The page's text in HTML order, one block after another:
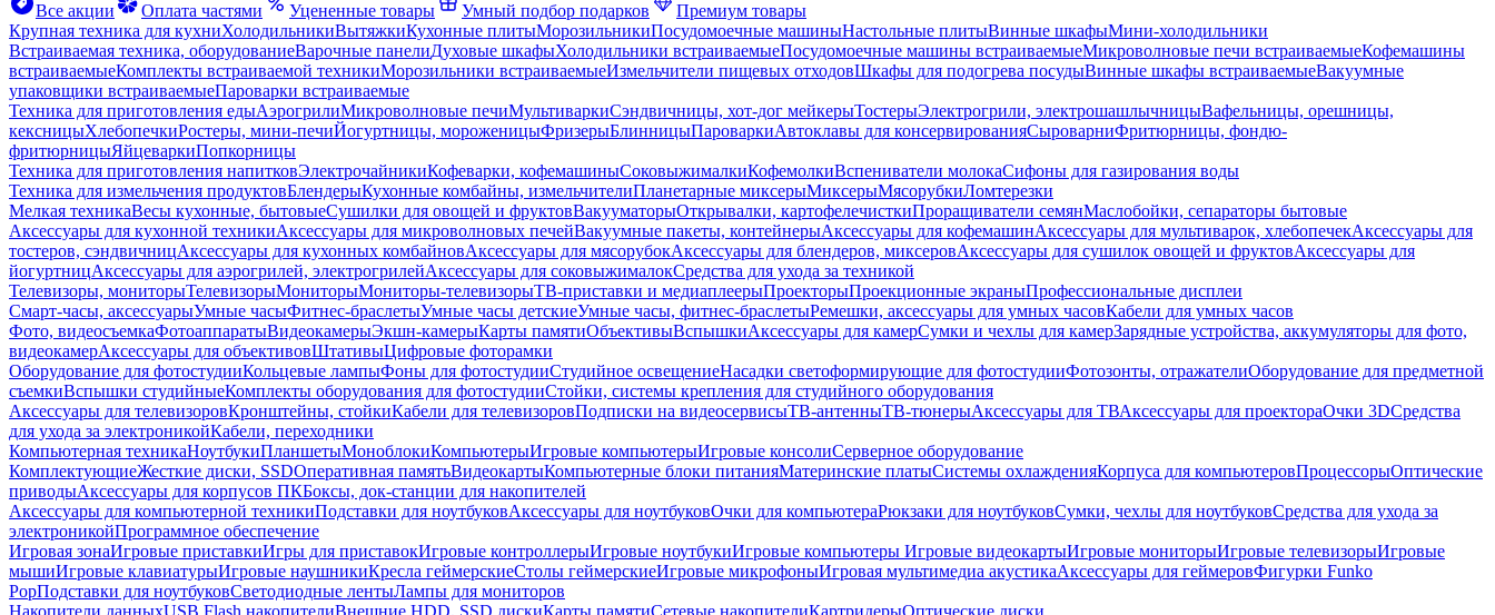
Все акции
Оплата частями Уцененные товары Умный подбор подарков
Премиум товары
Крупная техника для кухниХолодильникиВытяжкиКухонные плитыМорозильникиПосудомоечные машиныНастольные плитыВинные шкафыМини-холодильники
Встраиваемая техника, оборудованиеВарочные панелиДуховые шкафыХолодильники встраиваемыеПосудомоечные машины встраиваемыеМикроволновые печи встраиваемыеКофемашины
встраиваемыеКомплекты встраиваемой техникиМорозильники встраиваемыеИзмельчители пищевых отходовШкафы для подогрева посудыВинные шкафы встраиваемыеВакуумные
упаковщики встраиваемыеПароварки встраиваемые
Техника для приготовления едыАэрогрилиМикроволновые печиМультиваркиСэндвичницы, хот-дог мейкерыТостерыЭлектрогрили, электрошашлычницыВафельницы, орешницы,
кексницыХлебопечкиРостеры, мини-печиЙогуртницы, мороженицыФризерыБлинницыПароваркиАвтоклавы для консервированияСыроварниФритюрницы, фондю-
фритюрницыЯйцеваркиПопкорницы
Техника для приготовления напитковЭлектрочайникиКофеварки, кофемашиныСоковыжималкиКофемолкиВспениватели молокаСифоны для газирования воды
Техника для измельчения продуктовБлендерыКухонные комбайны, измельчителиПланетарные миксерыМиксерыМясорубкиЛомтерезки
Мелкая техникаВесы кухонные, бытовыеСушилки для овощей и фруктовВакууматорыОткрывалки, картофелечисткиПроращиватели семянМаслобойки, сепараторы бытовые
Аксессуары для кухонной техникиАксессуары для микроволновых печейВакуумные пакеты, контейнерыАксессуары для кофемашинАксессуары для мультиварок, хлебопечекАксессуары для
тостеров, сэндвичницАксессуары для кухонных комбайновАксессуары для мясорубокАксессуары для блендеров, миксеровАксессуары для сушилок овощей и фруктовАксессуары для
йогуртницАксессуары для аэрогрилей, электрогрилейАксессуары для соковыжималокСредства для ухода за техникой
Телевизоры, мониторыТелевизорыМониторыМониторы-телевизорыТВ-приставки и медиаплеерыПроекторыПроекционные экраныПрофессиональные дисплеи
Смарт-часы, аксессуарыУмные часыФитнес-браслетыУмные часы детскиеУмные часы, фитнес-браслетыРемешки, аксессуары для умных часовКабели для умных часов
Фото, видеосъемкаФотоаппаратыВидеокамерыЭкшн-камерыКарты памятиОбъективыВспышкиАксессуары для камерСумки и чехлы для камерЗарядные устройства, аккумуляторы для фото,
видеокамерАксессуары для объективовШтативыЦифровые фоторамки
Оборудование для фотостудииКольцевые лампыФоны для фотостудииСтудийное освещениеНасадки светоформирующие для фотостудииФотозонты, отражателиОборудование для предметной
съемкиВспышки студийныеКомплекты оборудования для фотостудииСтойки, системы крепления для студийного оборудования
Аксессуары для телевизоровКронштейны, стойкиКабели для телевизоровПодписки на видеосервисыТВ-антенныТВ-тюнерыАксессуары для ТВАксессуары для проектораОчки 3DСредства
для ухода за электроникойКабели, переходники
Компьютерная техникаНоутбукиПланшетыМоноблокиКомпьютерыИгровые компьютерыИгровые консолиСерверное оборудование
КомплектующиеЖесткие диски, SSDОперативная памятьВидеокартыКомпьютерные блоки питанияМатеринские платыСистемы охлажденияКорпуса для компьютеровПроцессорыОптические
приводыАксессуары для корпусов ПКБоксы, док-станции для накопителей
Аксессуары для компьютерной техникиПодставки для ноутбуковАксессуары для ноутбуковОчки для компьютераРюкзаки для ноутбуковСумки, чехлы для ноутбуковСредства для ухода за
электроникойПрограммное обеспечение
Игровая зонаИгровые приставкиИгры для приставокИгровые контроллерыИгровые ноутбукиИгровые компьютеры Игровые видеокартыИгровые мониторыИгровые телевизорыИгровые
мышиИгровые клавиатурыИгровые наушникиКресла геймерскиеСтолы геймерскиеИгровые микрофоныИгровая мультимедиа акустикаАксессуары для геймеровФигурки Funko
PopПодставки для ноутбуковСветодиодные лентыЛампы для мониторов
Накопители данныхUSB Flash накопителиВнешние HDD, SSD дискиКарты памятиСетевые накопителиКартридерыОптические диски